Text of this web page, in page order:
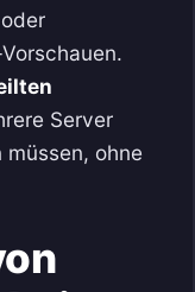
Server
müssen, ohne